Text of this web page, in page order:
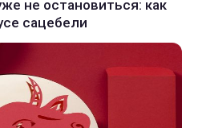
не остановиться: как
сацебели